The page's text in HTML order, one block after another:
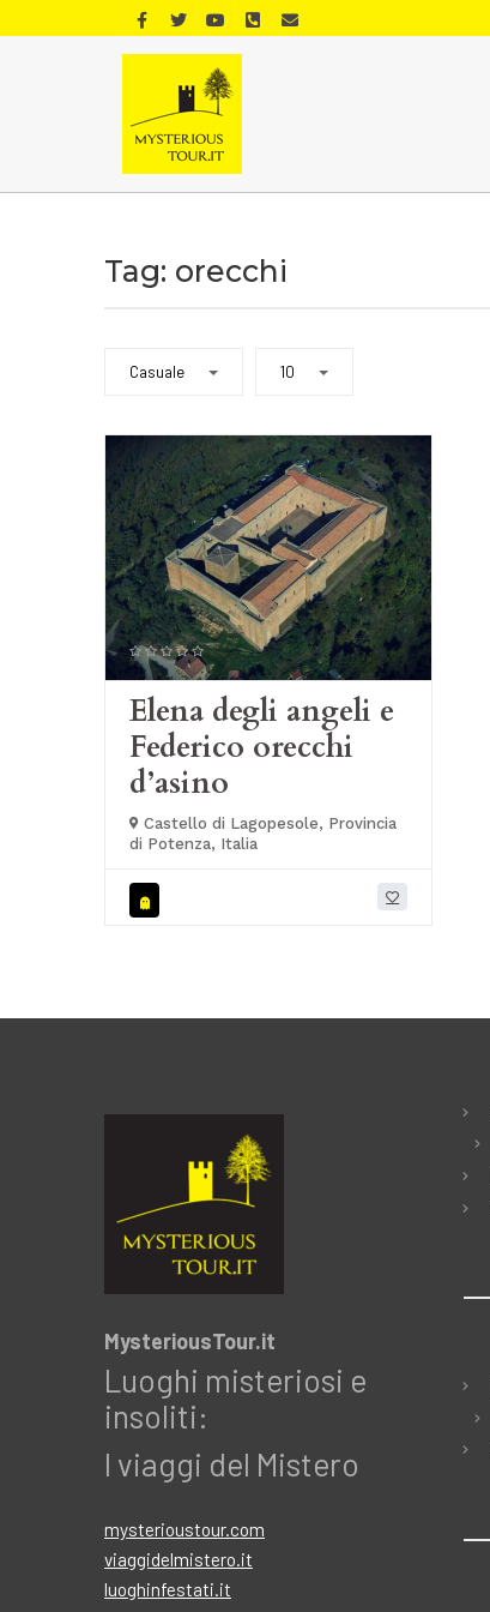
Tag: orecchi
Casuale 10
Elena degli angeli e
Federico orecchi
d’asino
Castello di Lagopesole, Provincia
di Potenza, Italia
MysteriousTour.it
Luoghi misteriosi e
insoliti:
I viaggi del Mistero
mysterioustour.com
viaggidelmistero.it
luoghinfestati.it